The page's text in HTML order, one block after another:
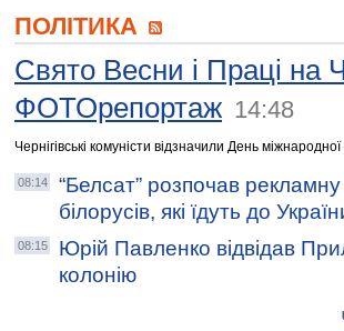
ПОЛІТИКА
Свято Весни і Праці на
ФОТОрепортаж 14:48
Чернігівські комуністи відзначили День
08:14
“Белсат” розпочав
білорусів, які їдуть до
08:15
Юрій Павленко відвідав
колонію